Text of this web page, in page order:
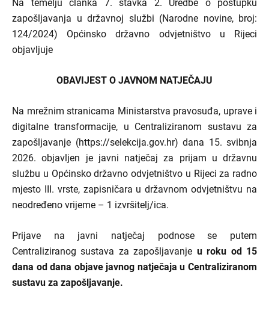
Na temelju članka 7. stavka 2. Uredbe o postupku
zapošljavanja u državnoj službi (Narodne novine, broj:
124/2024) Općinsko državno odvjetništvo u Rijeci
objavljuje
OBAVIJEST O JAVNOM NATJEČAJU
Na mrežnim stranicama Ministarstva pravosuđa, uprave i
digitalne transformacije, u Centraliziranom sustavu za
zapošljavanje (https://selekcija.gov.hr) dana 15. svibnja
2026. objavljen je javni natječaj za prijam u državnu
službu u Općinsko državno odvjetništvo u Rijeci za radno
mjesto III. vrste, zapisničara u državnom odvjetništvu na
neodređeno vrijeme – 1 izvršitelj/ica.
Prijave na javni natječaj podnose se putem
Centraliziranog sustava za zapošljavanje u roku od 15
dana od dana objave javnog natječaja u Centraliziranom
sustavu za zapošljavanje.